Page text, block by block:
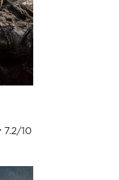
7.2/10